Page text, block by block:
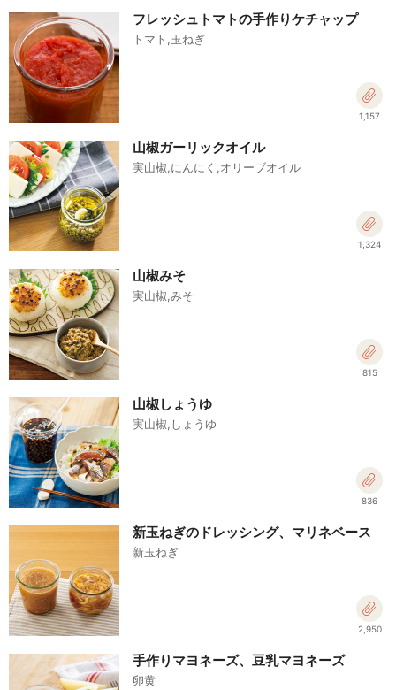
フレッシュトマトの手作りケチャップ
トマト,玉ねぎ
1,157
山椒ガーリックオイル
実山椒,にんにく,オリーブオイル
1,324
山椒みそ
実山椒,みそ
815
山椒しょうゆ
実山椒,しょうゆ
836
新玉ねぎのドレッシング、マリネベース
新玉ねぎ
2,950
手作りマヨネーズ、豆乳マヨネーズ
卵黄